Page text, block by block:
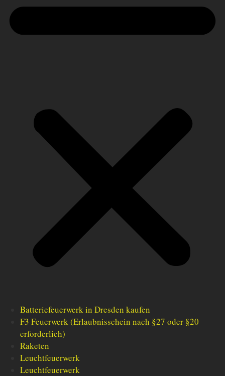
Batteriefeuerwerk in Dresden kaufen
F3 Feuerwerk (Erlaubnisschein nach §27 oder §20
erforderlich)
Raketen
Leuchtfeuerwerk
Leuchtfeuerwerk